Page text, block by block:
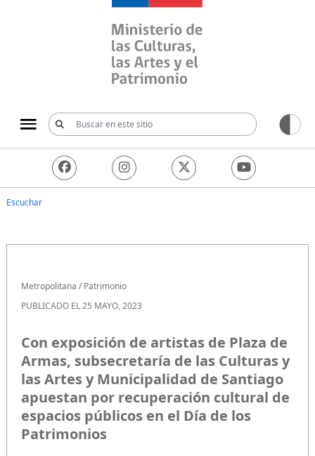
Ministerio de las
Escuchar
Metropolitana /Patrimonio
PUBLICADO EL 25 MAYO, 2023
Con exposición de artistas de Plaza de
Armas, subsecretaría de las Culturas y
las Artes y Municipalidad de Santiago
apuestan por recuperación cultural de
espacios públicos en el Día de los
Patrimonios